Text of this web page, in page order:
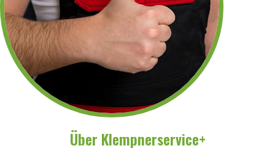
Über Klempnerservice+